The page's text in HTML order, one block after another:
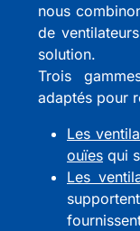
nous
de
solution.
Trois
adaptés pour
Les
ouïes qui
Les